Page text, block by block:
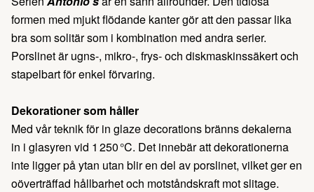
formen med mjukt flödande kanter gör att den passar lika
bra som solitär som i kombination med andra serier.
Porslinet är ugns-, mikro-, frys- och diskmaskinssäkert och
stapelbart för enkel förvaring.
Dekorationer som håller
Med vår teknik för in glaze decorations bränns dekalerna
in i glasyren vid 1 250 °C. Det innebär att dekorationerna
inte ligger på ytan utan blir en del av porslinet, vilket ger en
oöverträffad hållbarhet och motståndskraft mot slitage.